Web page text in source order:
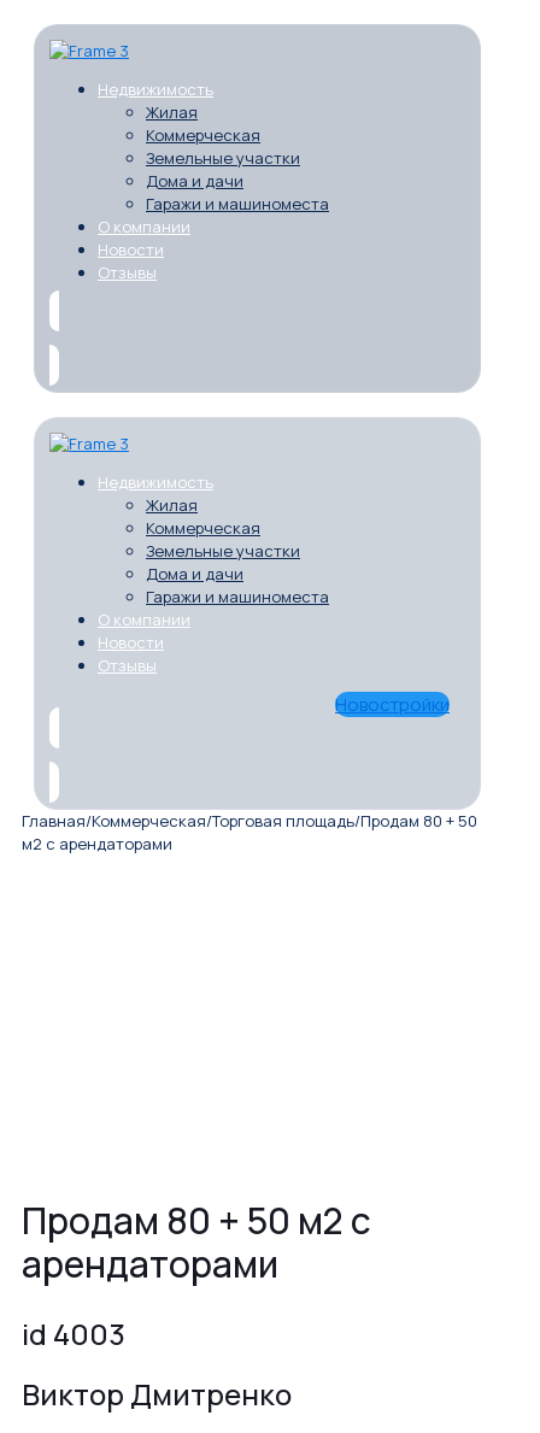
Недвижимость
Жилая
Коммерческая
Земельные участки
Дома и дачи
Гаражи и машиноместа
О компании
Новости
Отзывы
Недвижимость
Жилая
Коммерческая
Земельные участки
Дома и дачи
Гаражи и машиноместа
О компании
Новости
Отзывы
Новостройки
Главная/Коммерческая/Торговая площадь/Продам 80 + 50
м2 с арендаторами
Продам 80 + 50 м2 с
арендаторами
id 4003
Виктор Дмитренко